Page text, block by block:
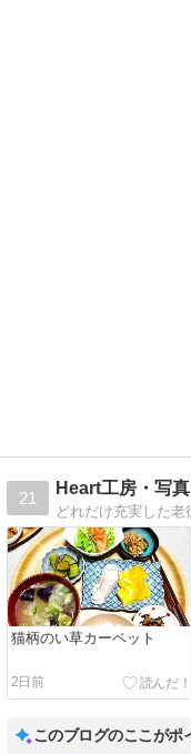
21
Heart工房・写
どれだけ充実した老
猫柄のい草カーペット
2日前
このブログのここがポ